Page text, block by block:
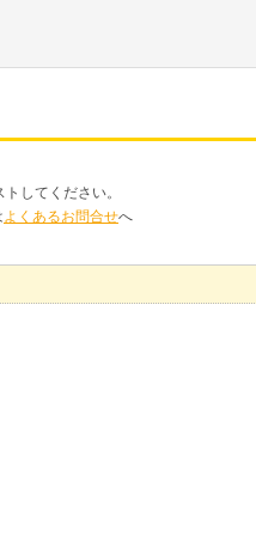
してください。
よくあるお問合せへ